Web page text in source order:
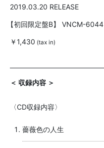
2019.03.20 RELEASE
【初回限定盤B】 VNCM-6044
￥1,430 (tax in)
＜ 収録内容 ＞
〈CD収録内容〉
薔薇色の人生